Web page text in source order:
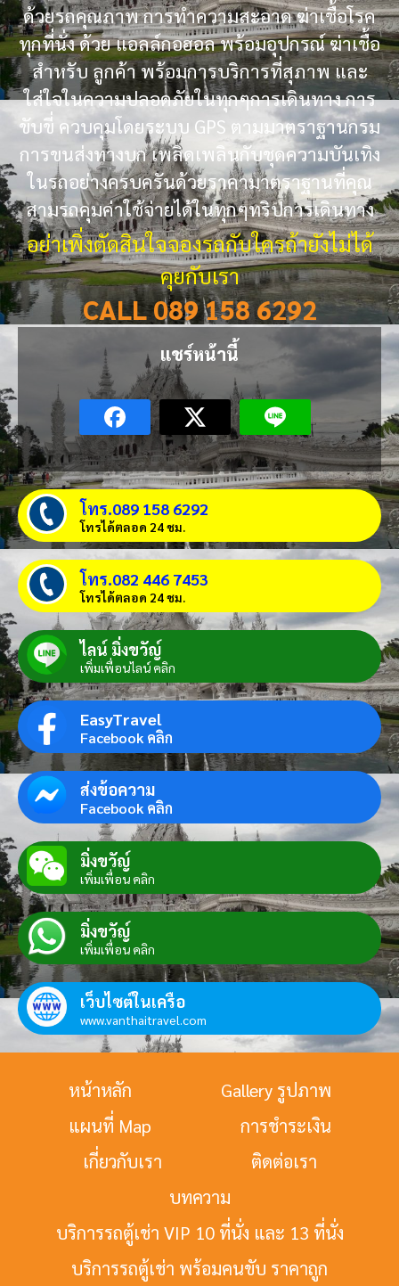
ด้วยรถคุณภาพ การทำความสะอาด ฆ่าเชื้อโรค
ทุกที่นั่ง ด้วย แอลล์กอฮอล พร้อมอุปกรณ์ ฆ่าเชื้อ
สำหรับ ลูกค้า พร้อมการบริการที่สุภาพ และ
ใส่ใจในความปลอดภัยในทุกๆการเดินทาง การ
ขับขี่ ควบคุมโดยระบบ GPS ตามมาตราฐานกรม
การขนส่งทางบก เพลิดเพลินกับชุดความบันเทิง
ในรถอย่างครบครันด้วยราคามาตราฐานที่คุณ
สามรถคุมค่าใช้จ่ายได้ในทุกๆทริปการเดินทาง
อย่าเพิ่งตัดสินใจจองรถกับใครถ้ายังไม่ได้
คุยกับเรา
CALL 089 158 6292
แชร์หน้านี้
โทร.089 158 6292
โทรได้ตลอด 24 ชม.
โทร.082 446 7453
โทรได้ตลอด 24 ชม.
ไลน์ มิ่งขวัญ์
เพิ่มเพื่อนไลน์ คลิก
EasyTravel
Facebook คลิก
ส่งข้อความ
Facebook คลิก
มิ่งขวัญ์
เพิ่มเพื่อน คลิก
มิ่งขวัญ์
เพิ่มเพื่อน คลิก
เว็บไซต์ในเครือ
www.vanthaitravel.com
หน้าหลัก
Gallery รูปภาพ
แผนที่ Map
การชำระเงิน
เกี่ยวกับเรา
ติดต่อเรา
บทความ
บริการรถตู้เช่า VIP 10 ที่นั่ง และ 13 ที่นั่ง
บริการรถตู้เช่า พร้อมคนขับ ราคาถูก